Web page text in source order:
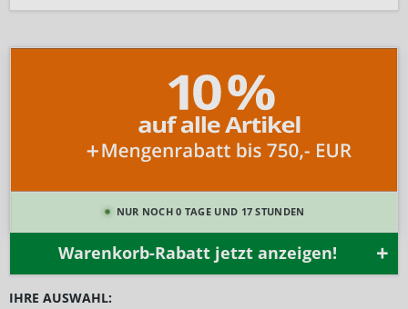
NUR NOCH 0 TAGE UND 17 STUNDEN
Warenkorb-Rabatt jetzt anzeigen!
IHRE AUSWAHL: